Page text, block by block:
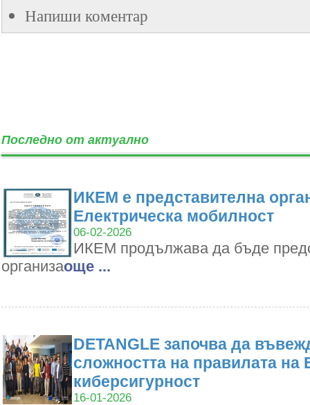
Напиши коментар
Последно от актуално
ИКЕМ е представителна
Електрическа мобилност
06-02-2026
ИКЕМ продължава да бъде
организаoще ...
DETANGLE започва да
сложността на правилата на
киберсигурност
16-01-2026